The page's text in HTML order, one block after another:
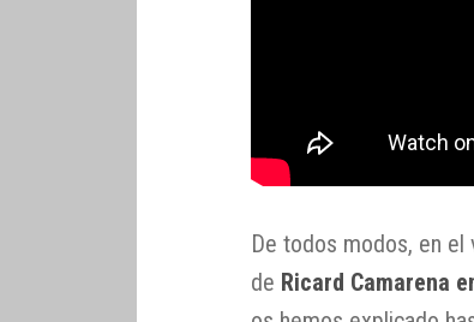
De todos modos, en
de Ricard Camarena